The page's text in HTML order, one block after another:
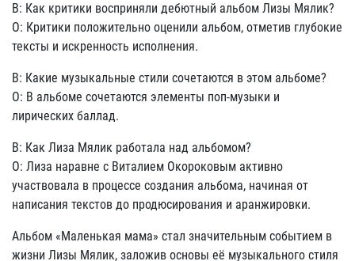
В: Как критики восприняли дебютный альбом Лизы Мялик?
О: Критики положительно оценили альбом, отметив глубокие
тексты и искренность исполнения.
В: Какие музыкальные стили сочетаются в этом альбоме?
О: В альбоме сочетаются элементы поп-музыки и
лирических баллад.
В: Как Лиза Мялик работала над альбомом?
О: Лиза наравне с Виталием Окороковым активно
участвовала в процессе создания альбома, начиная от
написания текстов до продюсирования и аранжировки.
Альбом «Маленькая мама» стал значительным событием в
жизни Лизы Мялик, заложив основы её музыкального стиля